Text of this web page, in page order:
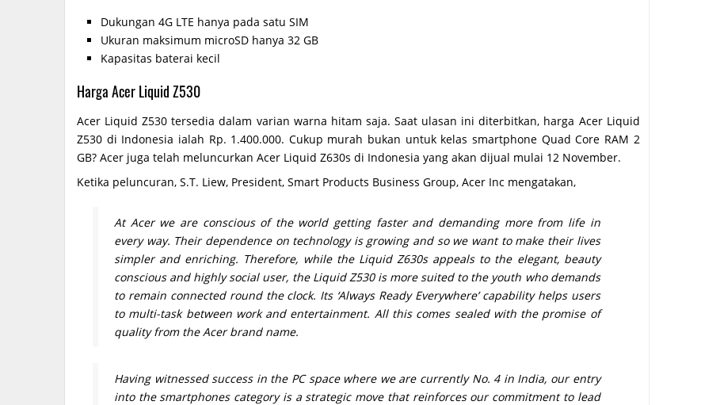
Dukungan 4G LTE hanya pada satu SIM
Ukuran maksimum microSD hanya 32 GB
Kapasitas baterai kecil
Harga Acer Liquid Z530
Acer Liquid Z530 tersedia dalam varian warna hitam saja. Saat ulasan ini diterbitkan, harga Acer Liquid
Z530 di Indonesia ialah Rp. 1.400.000. Cukup murah bukan untuk kelas smartphone Quad Core RAM 2
GB? Acer juga telah meluncurkan Acer Liquid Z630s di Indonesia yang akan dijual mulai 12 November.
Ketika peluncuran, S.T. Liew, President, Smart Products Business Group, Acer Inc mengatakan,
At Acer we are conscious of the world getting faster and demanding more from life in
every way. Their dependence on technology is growing and so we want to make their lives
simpler and enriching. Therefore, while the Liquid Z630s appeals to the elegant, beauty
conscious and highly social user, the Liquid Z530 is more suited to the youth who demands
to remain connected round the clock. Its ‘Always Ready Everywhere’ capability helps users
to multi-task between work and entertainment. All this comes sealed with the promise of
quality from the Acer brand name.
Having witnessed success in the PC space where we are currently No. 4 in India, our entry
into the smartphones category is a strategic move that reinforces our commitment to lead